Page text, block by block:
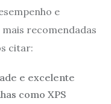
e
recomendadas
citar:
e excelente
como XPS